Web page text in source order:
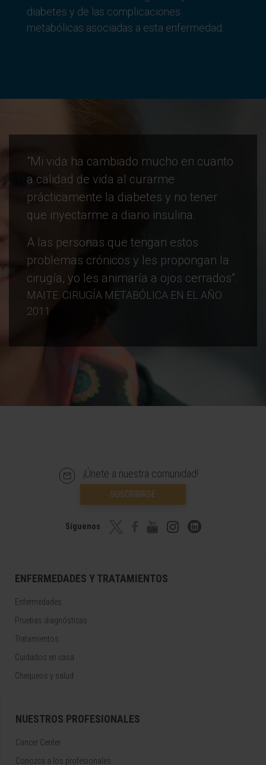
diabetes y de las complicaciones
metabólicas asociadas a esta enfermedad.
"Mi vida ha cambiado mucho en cuanto
a calidad de vida al curarme
prácticamente la diabetes y no tener
que inyectarme a diario insulina.
A las personas que tengan estos
problemas crónicos y les propongan la
cirugía, yo les animaría a ojos cerrados”.
MAITE. CIRUGÍA METABÓLICA EN EL AÑO
2011
¡Únete a nuestra comunidad!
SUSCRIBIRSE
Síguenos
ENFERMEDADES Y TRATAMIENTOS
Enfermedades
Pruebas diagnósticas
Tratamientos
Cuidados en casa
Chequeos y salud
NUESTROS PROFESIONALES
Cancer Center
Conozca a los profesionales